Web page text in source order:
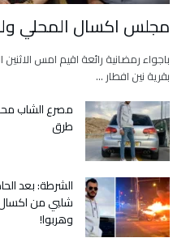
مجلس اكسال المحلي
بقرية نين افطار …
مصرع الشاب
طرق
الشرطة: بعد
شلبي من اكسال-
وهربوا!